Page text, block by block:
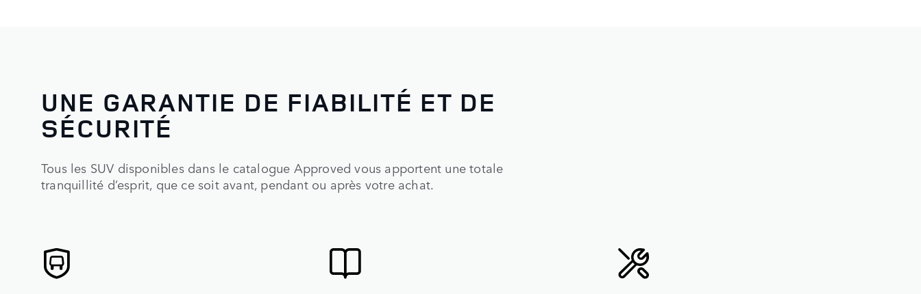
UNE GARANTIE DE FIABILITÉ ET DE
SÉCURITÉ
Tous les SUV disponibles dans le catalogue Approved vous apportent une totale
tranquillité d’esprit, que ce soit avant, pendant ou après votre achat.